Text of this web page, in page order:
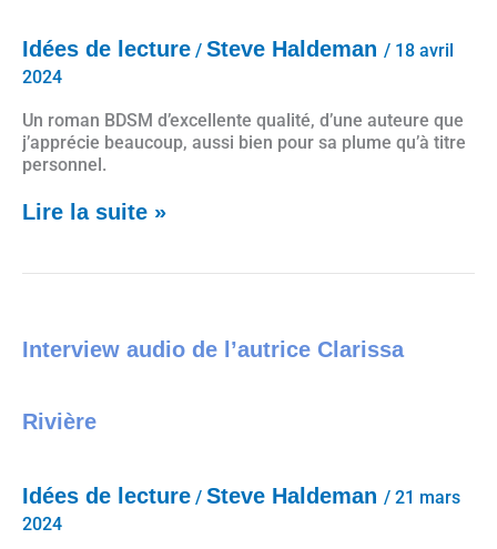
Idées de lecture / Steve Haldeman / 18 avril
2024
Un roman BDSM d’excellente qualité, d’une auteure que
j’apprécie beaucoup, aussi bien pour sa plume qu’à titre
personnel.
Lire la suite »
Interview audio de l’autrice Clarissa
Rivière
Idées de lecture / Steve Haldeman / 21 mars
2024